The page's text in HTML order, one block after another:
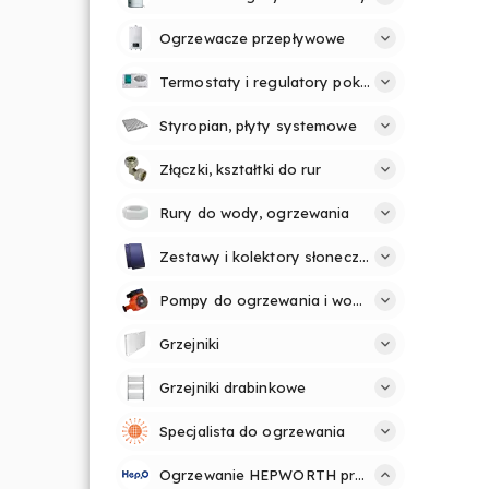
Ogrzewacze przepływowe
Termostaty i regulatory pokojowe
Styropian, płyty systemowe
Złączki, kształtki do rur
Rury do wody, ogrzewania
Zestawy i kolektory słoneczne
Pompy do ogrzewania i wody
Grzejniki
Grzejniki drabinkowe
Specjalista do ogrzewania
Ogrzewanie HEPWORTH profesjonalnie i prosto